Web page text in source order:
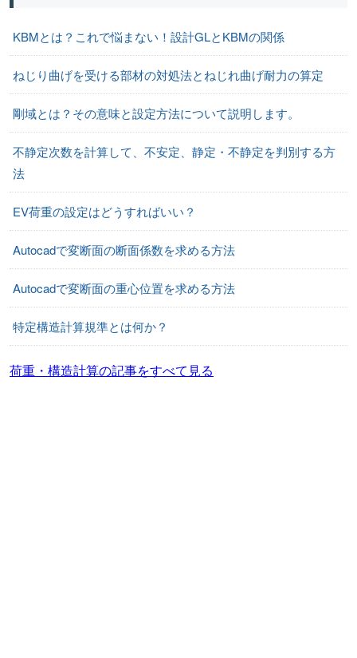
KBMとは？これで悩まない！設計GLとKBMの関係
ねじり曲げを受ける部材の対処法とねじれ曲げ耐力の算定
剛域とは？その意味と設定方法について説明します。
不静定次数を計算して、不安定、静定・不静定を判別する方
法
EV荷重の設定はどうすればいい？
Autocadで変断面の断面係数を求める方法
Autocadで変断面の重心位置を求める方法
特定構造計算規準とは何か？
荷重・構造計算の記事をすべて見る